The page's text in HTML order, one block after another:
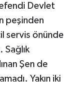
Devlet
peşinden
servis önünde
Sağlık
Şen de
Yakın iki